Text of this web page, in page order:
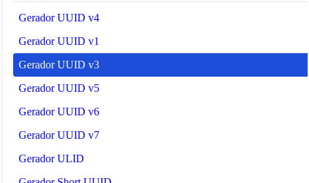
Gerador UUID v4
Gerador UUID v1
Gerador UUID v3
Gerador UUID v5
Gerador UUID v6
Gerador UUID v7
Gerador ULID